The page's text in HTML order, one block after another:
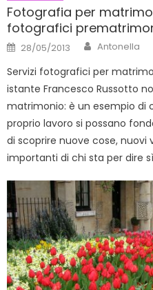
Fotografia per
fotografici
Posted
on
28/05/2013 Author
Antonella
Servizi fotografici per
istante Francesco Russotto
matrimonio: è un esempio di
proprio lavoro si possano
di scoprire nuove cose,
importanti di chi sta per dire